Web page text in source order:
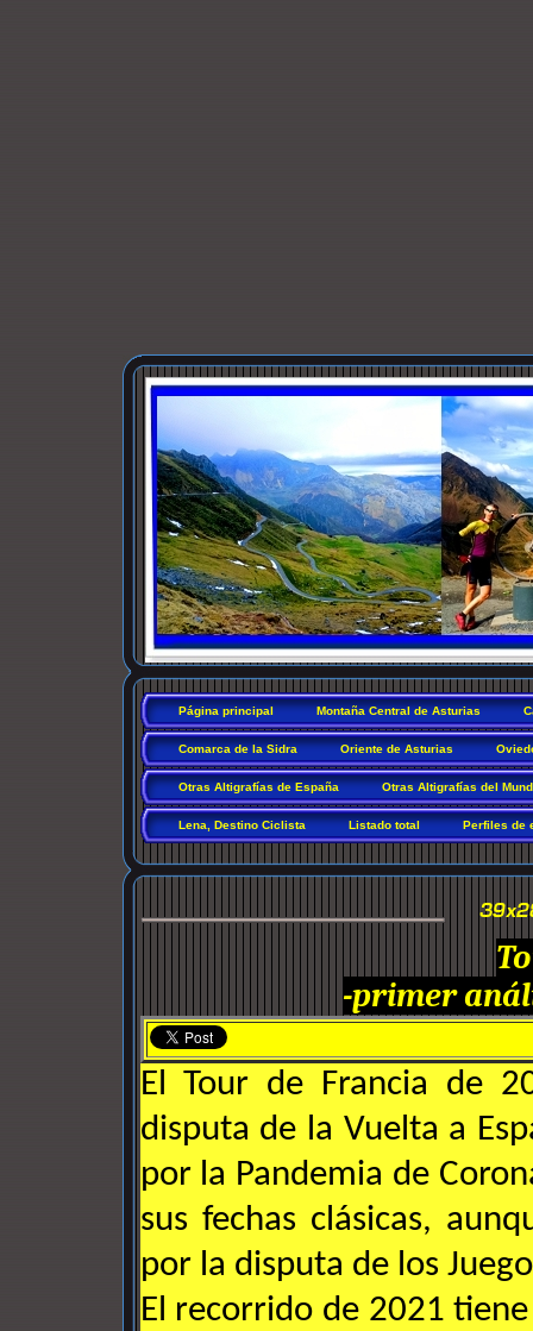
Página principal Montaña Central de Asturias
Comarca de la Sidra Oriente de Asturias
Otras Altigrafías de España Otras Altigrafías del
Lena, Destino Ciclista Listado total Perfiles de
-primer
El Tour de Francia de
disputa de la Vuelta a
por la Pandemia de
sus fechas clásicas,
por la disputa de los
El recorrido de 2021